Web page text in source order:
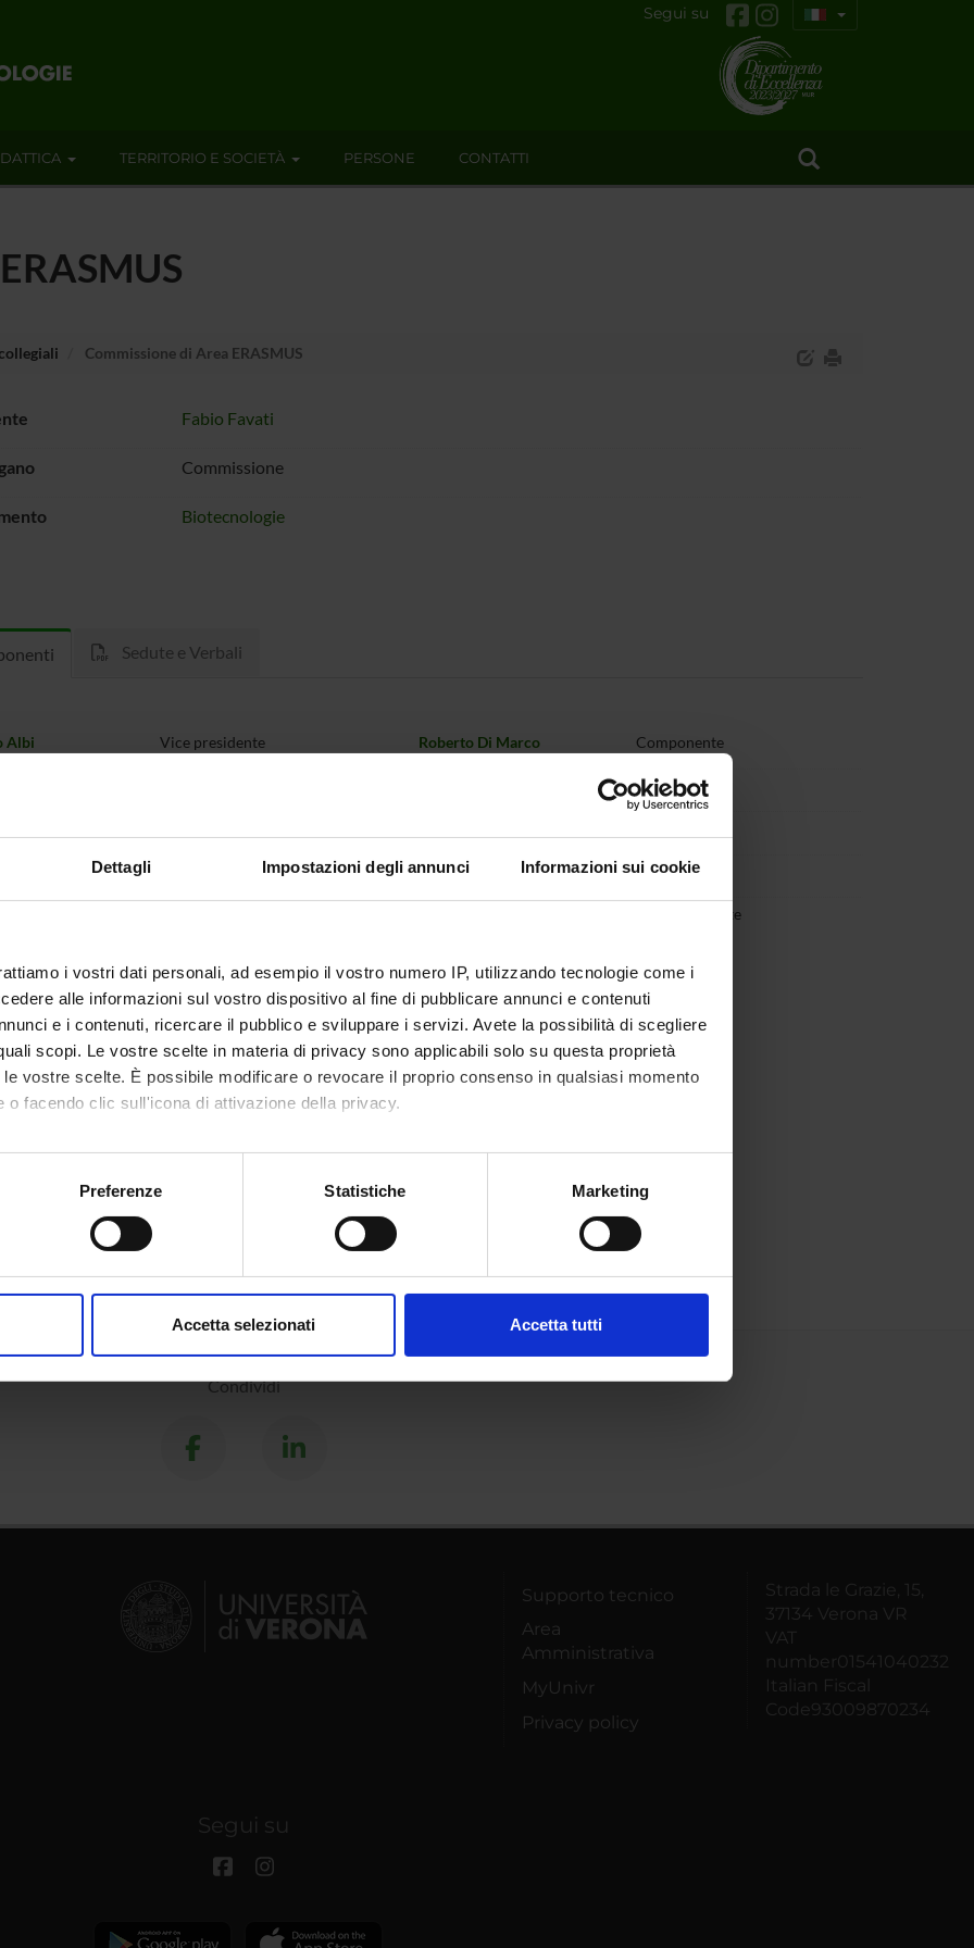
Dettagli Impostazioni degli annunci Informazioni sui cookie
i vostri dati personali, ad esempio il vostro numero IP, utilizzando tecnologie come i
alle informazioni sul vostro dispositivo al fine di pubblicare annunci e contenuti
e i contenuti, ricercare il pubblico e sviluppare i servizi. Avete la possibilità di scegliere
scopi. Le vostre scelte in materia di privacy sono applicabili solo su questa proprietà
vostre scelte. È possibile modificare o revocare il proprio consenso in qualsiasi momento
o facendo clic sull'icona di attivazione della privacy.
anche:
sulla tua posizione geografica, con un'approssimazione di qualche metro,
in qualsiasi momento dalla Dichiarazione sui cookie.
e social media, i quali potrebbero combinarle con altre informazioni che hai fornito loro o
Preferenze Statistiche Marketing
Accetta selezionati Accetta tutti
Segui su
TERRITORIO E SOCIETÀ PERSONE CONTATTI
Commissione di Area ERASMUS
Fabio Favati
Commissione
Biotecnologie
Sedute e Verbali
Albi Vice presidente Roberto Di Marco Componente
Componente
Giandomenico Orlandi Componente
Vice presidente
Condividi
Supporto tecnico
Area
Amministrativa
MyUnivr
Privacy policy
Strada le Grazie, 15,
37134 Verona VR
VAT
number01541040232
Italian Fiscal
Code93009870234
Segui su